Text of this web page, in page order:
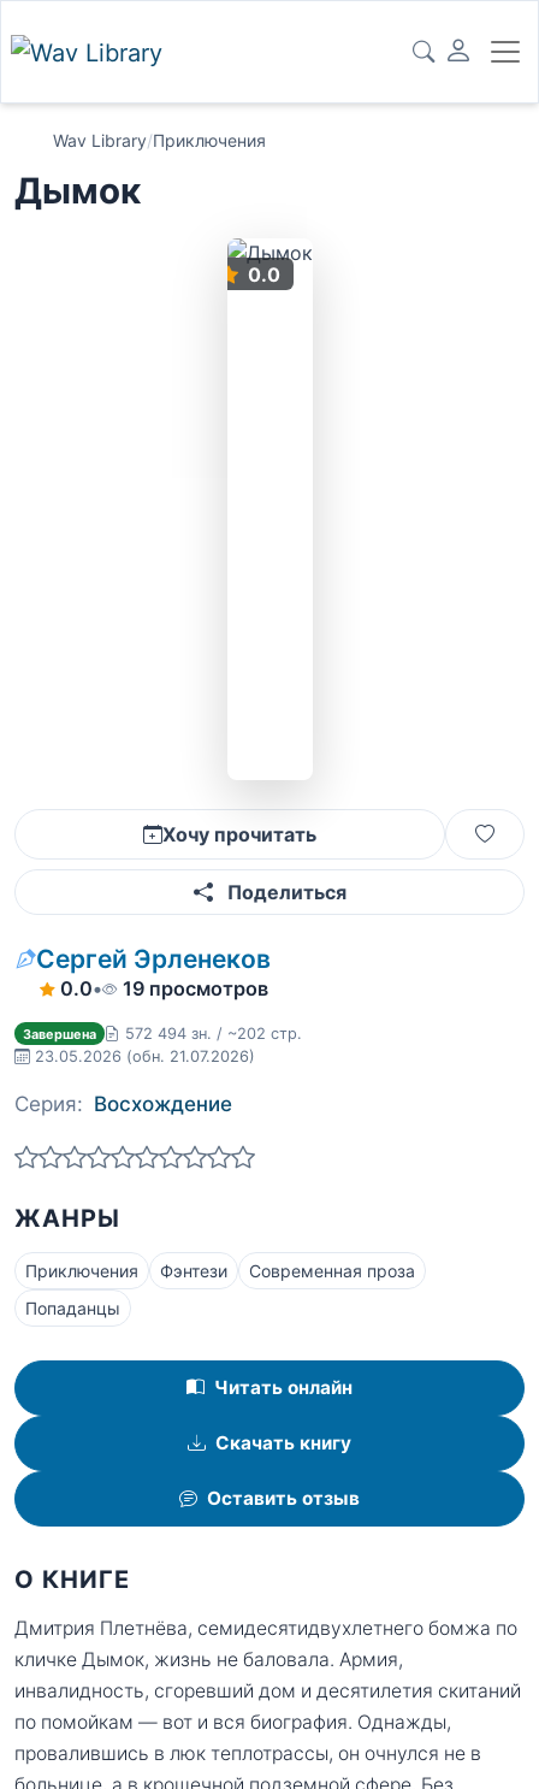
Wav Library/Приключения
Дымок
0.0
Хочу прочитать
Поделиться
Сергей Эрленеков
0.0• 19 просмотров
Завершена
572 494 зн. / ~202 стр.
23.05.2026 (обн. 21.07.2026)
Серия: Восхождение
ЖАНРЫ
Приключения Фэнтези
Современная проза
Попаданцы
Читать онлайн
Скачать книгу
Оставить отзыв
О КНИГЕ
Дмитрия Плетнёва, семидесятидвухлетнего бомжа по
кличке Дымок, жизнь не баловала. Армия,
инвалидность, сгоревший дом и десятилетия скитаний
по помойкам — вот и вся биография. Однажды,
провалившись в люк теплотрассы, он очнулся не в
больнице, а в крошечной подземной сфере. Без